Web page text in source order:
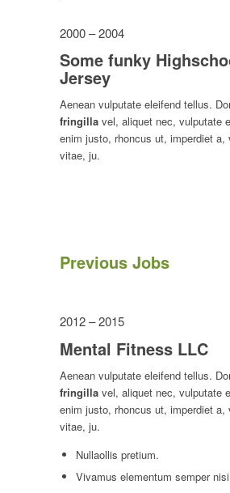
2000 – 2004
Some funky
Jersey
Aenean vulputate eleifend tellus.
fringillavel, aliquet nec, vulputate
enim justo, rhoncus ut, imperdiet a,
vitae, ju.
Previous Jobs
2012 – 2015
Mental Fitness LLC
Aenean vulputate eleifend tellus.
fringillavel, aliquet nec, vulputate
enim justo, rhoncus ut, imperdiet a,
vitae, ju.
Nullaollis pretium.
Vivamus elementum semper